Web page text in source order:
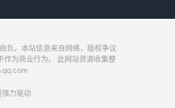
负。本站信息来自网络，版权争议
为商业行为。 此网站资源收集整
强力驱动